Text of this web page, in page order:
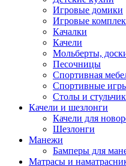
Игровые домики
Игровые
Качалки
Качели
Мольберты,
Песочницы
Спортивная
Спортивные
Столы и
Качели и шезлонги
Качели для
Шезлонги
Манежи
Бамперы для
Матрасы и